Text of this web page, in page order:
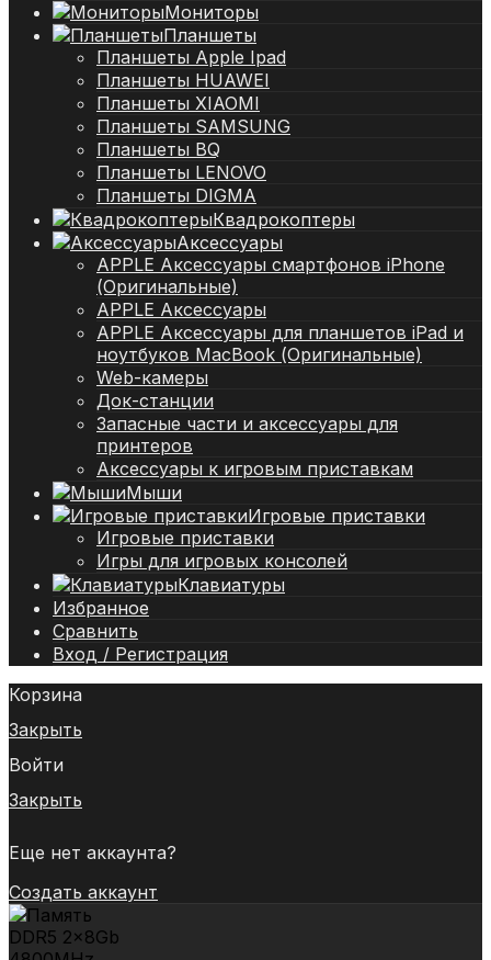
Мониторы
Планшеты
Планшеты Apple Ipad
Планшеты HUAWEI
Планшеты XIAOMI
Планшеты SAMSUNG
Планшеты BQ
Планшеты LENOVO
Планшеты DIGMA
Квадрокоптеры
Аксессуары
APPLE Аксессуары смартфонов iPhone
(Оригинальные)
APPLE Аксессуары
APPLE Аксессуары для планшетов iPad и
ноутбуков MacBook (Оригинальные)
Web-камеры
Док-станции
Запасные части и аксессуары для
принтеров
Аксессуары к игровым приставкам
Мыши
Игровые приставки
Игровые приставки
Игры для игровых консолей
Клавиатуры
Избранное
Сравнить
Вход / Регистрация
Корзина
Закрыть
Войти
Закрыть
Еще нет аккаунта?
Создать аккаунт